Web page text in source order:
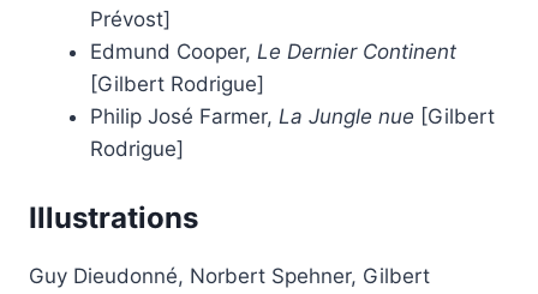
Prévost]
Edmund Cooper, Le Dernier Continent
[Gilbert Rodrigue]
Philip José Farmer, La Jungle nue [Gilbert
Rodrigue]
Illustrations
Guy Dieudonné, Norbert Spehner, Gilbert